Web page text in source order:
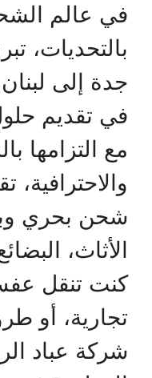
في عالم
بالتحديات،
جدة إلى
في تقديم
مع التزامها
شحن بحري
الأثاث،
كنت تنقل
تجارية، أو
شركة عباد